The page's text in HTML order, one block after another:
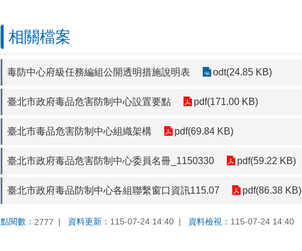
相關檔案
毒防中心府級任務編組公開透明措施說明表 odt(24.85 KB)
臺北市政府毒品危害防制中心設置要點 pdf(171.00 KB)
臺北市毒品危害防制中心組織架構 pdf(69.84 KB)
臺北市政府毒品危害防制中心委員名冊_1150330 pdf(59.22 KB)
臺北市政府毒品防制中心各組聯繫窗口資訊115.07 pdf(86.38 KB)
點閱數： 2777 資料更新： 115-07-24 14:40 資料檢視： 115-07-24 14:40